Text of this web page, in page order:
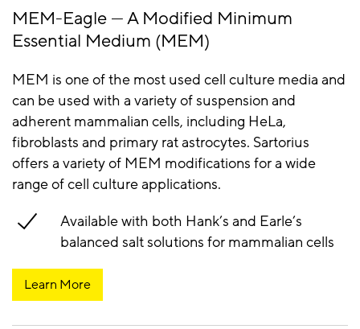
MEM-Eagle — A Modified Minimum
Essential Medium (MEM)
MEM is one of the most used cell culture media and
can be used with a variety of suspension and
adherent mammalian cells, including HeLa,
fibroblasts and primary rat astrocytes. Sartorius
offers a variety of MEM modifications for a wide
range of cell culture applications.
Available with both Hank’s and Earle’s
balanced salt solutions for mammalian cells
Learn More